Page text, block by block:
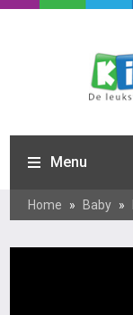
Menu
Home » Baby »